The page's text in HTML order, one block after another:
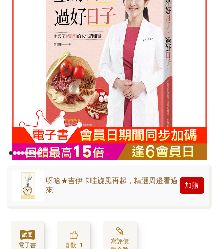
呀哈★吉伊卡哇旋風再起，精選周邊看過
來
加購
電子書 喜歡+1
寫評價